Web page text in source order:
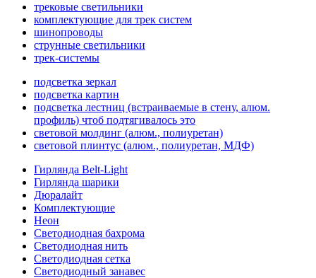
трековые светильники
комплектующие для трек систем
шинопроводы
струнные светильники
трек-системы
подсветка зеркал
подсветка картин
подсветка лестниц (встраиваемые в стену, алюм.
профиль) чтоб подтягивалось это
световой молдинг (алюм., полиуретан)
световой плинтус (алюм., полиуретан, МДФ)
Гирлянда Belt-Light
Гирлянда шарики
Дюралайт
Комплектующие
Неон
Светодиодная бахрома
Светодиодная нить
Светодиодная сетка
Светодиодный занавес